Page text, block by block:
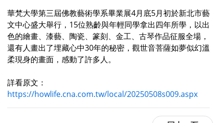
華梵大學第三屆佛教藝術學系畢業展4月底5月初於新北市藝
文中心盛大舉行，15位熟齡與年輕同學拿出四年所學，以出
色的繪畫、漆藝、陶瓷、篆刻、金工、古琴作品征服全場，
還有人畫出了埋藏心中30年的秘密，觀世音菩薩如夢似幻溫
柔現身的畫面，感動了許多人。
詳看原文：
https://howlife.cna.com.tw/local/20250508s009.aspx